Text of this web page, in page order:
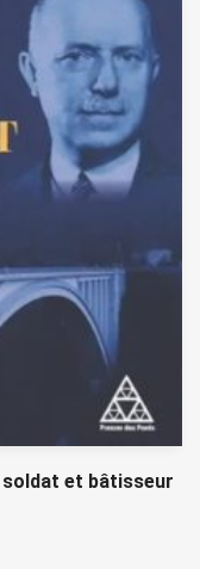
soldat et bâtisseur